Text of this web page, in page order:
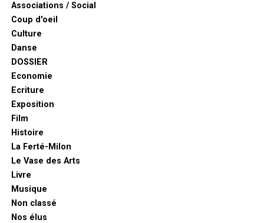
Associations / Social
Coup d'oeil
Culture
Danse
DOSSIER
Economie
Ecriture
Exposition
Film
Histoire
La Ferté-Milon
Le Vase des Arts
Livre
Musique
Non classé
Nos élus